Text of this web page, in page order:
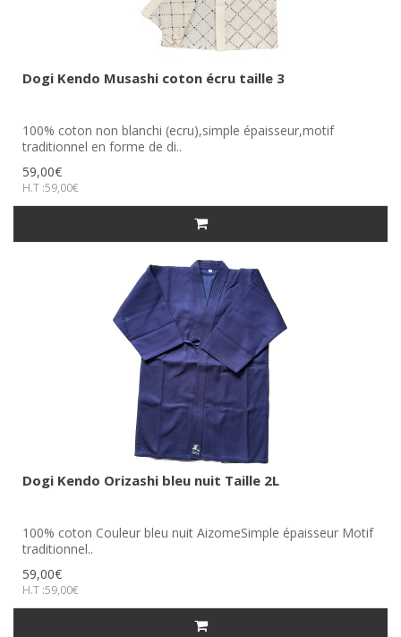
Dogi Kendo Musashi coton écru taille 3
100% coton non blanchi (ecru),simple épaisseur,motif
traditionnel en forme de di..
59,00€
H.T :59,00€
Dogi Kendo Orizashi bleu nuit Taille 2L
100% coton Couleur bleu nuit AizomeSimple épaisseur Motif
traditionnel..
59,00€
H.T :59,00€